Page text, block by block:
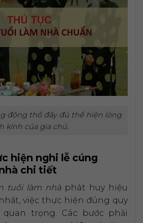
động thổ đầy đủ thể hiện lòng
kính của gia chủ.
hiện nghi lễ cúng
chi tiết
tuổi làm nhà phát huy hiệu
việc thực hiện đúng quy
trọng. Các bước phải